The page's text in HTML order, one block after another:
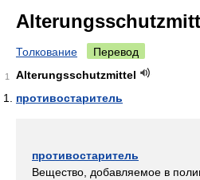
Толкование Перевод
1
Alterungsschutzmittel
противостаритель
противостаритель
Вещество, добавляемое в